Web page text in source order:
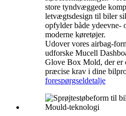
store tyndvæggede
letvægtsdesign til biler
opfylder både ydeevne-
moderne køretøjer.
Udover vores airbag-
udforske Mucell
Glove Box Mold, der er
præcise krav i dine
forespørgseldetalje